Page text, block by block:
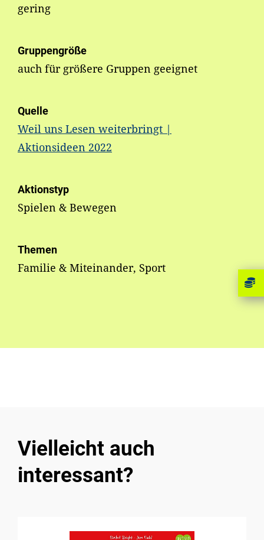
gering
Gruppengröße
auch für größere Gruppen geeignet
Quelle
Weil uns Lesen weiterbringt |
Aktionsideen 2022
Aktionstyp
Spielen & Bewegen
Themen
Familie & Miteinander, Sport
Vielleicht auch
interessant?